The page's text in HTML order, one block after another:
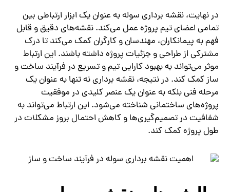
در نهایت، نقشه برداری سوله به عنوان یک ابزار ارتباطی بین
تمامی اعضای تیم پروژه عمل می‌کند. نقشه‌های دقیق و قابل
فهم به پیمانکاران، مهندسان و کارگران کمک می‌کند تا درک
مشترکی از طراحی و جزئیات پروژه داشته باشند. این ارتباط
موثر می‌تواند به بهبود کارایی تیم و تسریع در فرآیند ساخت و
ساز کمک کند. در نتیجه، نقشه برداری نه تنها به عنوان یک
مرحله فنی بلکه به عنوان یک عنصر کلیدی در موفقیت
پروژه‌های ساختمانی شناخته می‌شود. این ارتباط می‌تواند به
شفافیت در تصمیم‌گیری‌ها و کاهش احتمال بروز مشکلات در
طول پروژه کمک کند.